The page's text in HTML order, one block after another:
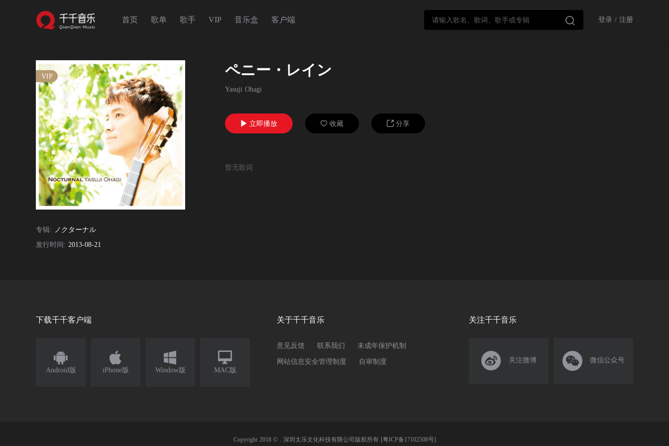
首页 歌单 歌手 VIP 音乐盒 客户端  登录 / 注册
VIP
专辑: ノクターナル
发行时间: 2013-08-21
ペニー・レイン
Yasuji Ohagi
 立即播放  收藏  分享
暂无歌词
下载千千客户端

Android版

iPhone版

Window版

MAC版
关于千千音乐
意见反馈 联系我们 未成年保护机制
网站信息安全管理制度 自审制度
关注千千音乐
 关注微博  微信公众号
Copyright 2018 © . 深圳太乐文化科技有限公司版权所有 [粤ICP备17102508号]